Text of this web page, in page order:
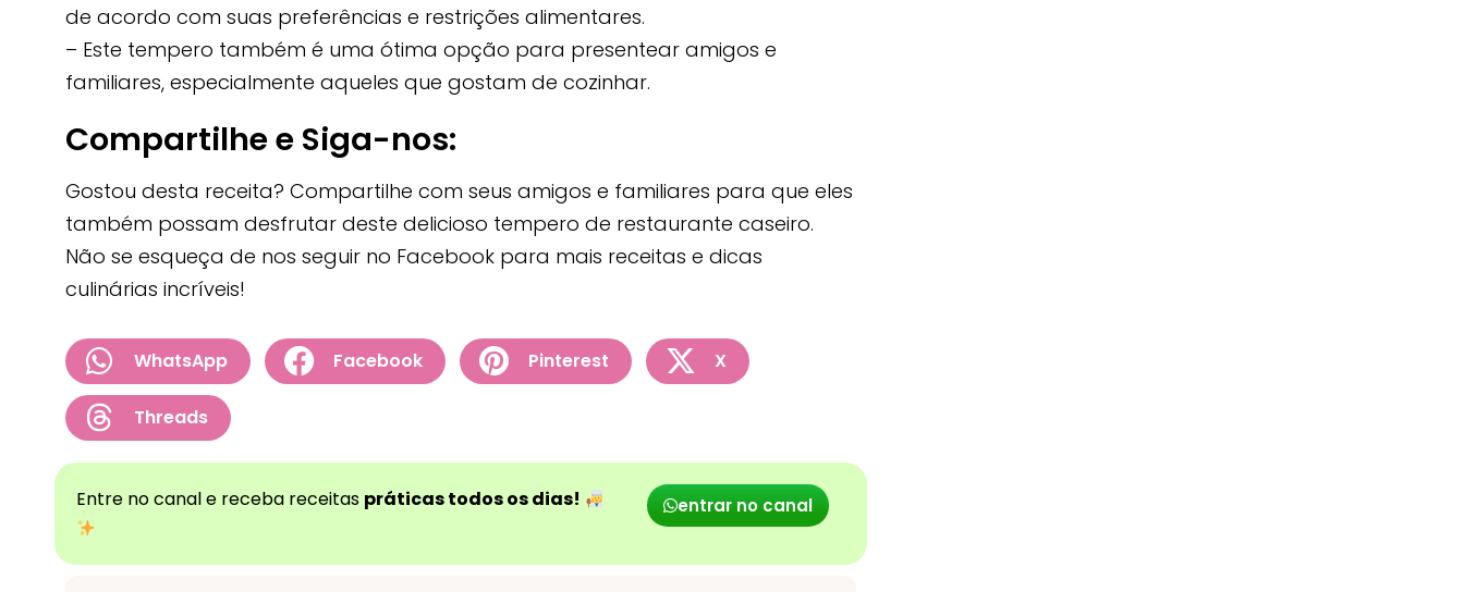
de acordo com suas preferências e restrições alimentares.
– Este tempero também é uma ótima opção para presentear amigos e
familiares, especialmente aqueles que gostam de cozinhar.
Compartilhe e Siga-nos:
Gostou desta receita? Compartilhe com seus amigos e familiares para que eles
também possam desfrutar deste delicioso tempero de restaurante caseiro.
Não se esqueça de nos seguir no Facebook para mais receitas e dicas
culinárias incríveis!
WhatsApp Facebook Pinterest X
Threads
Entre no canal e receba receitas práticas todos os dias! entrar no canal